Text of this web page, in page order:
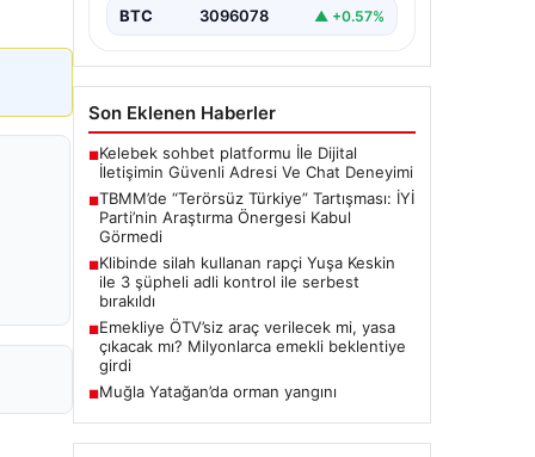
BTC 3096078 ▲ +0.57%
Son Eklenen Haberler
■Kelebek sohbet platformu İle Dijital
İletişimin Güvenli Adresi Ve Chat Deneyimi
■TBMM’de “Terörsüz Türkiye” Tartışması: İYİ
Parti’nin Araştırma Önergesi Kabul
Görmedi
■Klibinde silah kullanan rapçi Yuşa Keskin
ile 3 şüpheli adli kontrol ile serbest
bırakıldı
■Emekliye ÖTV’siz araç verilecek mi, yasa
çıkacak mı? Milyonlarca emekli beklentiye
girdi
■Muğla Yatağan’da orman yangını